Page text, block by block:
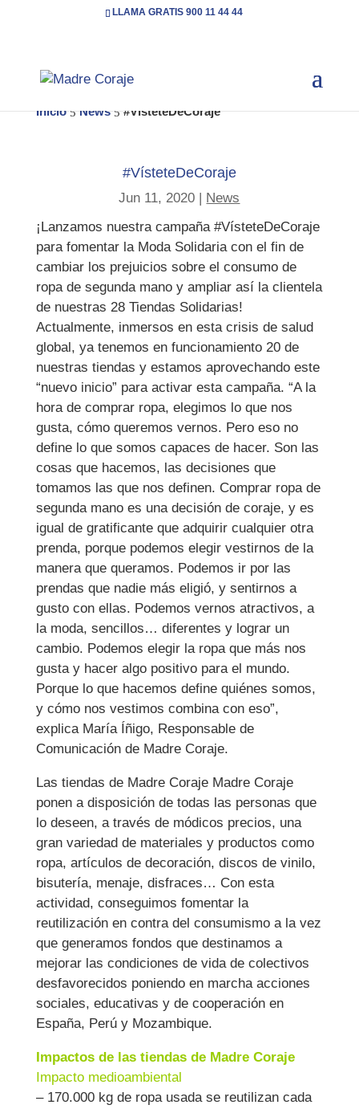
LLAMA GRATIS 900 11 44 44
Inicio 5 News 5 #VísteteDeCoraje
#VísteteDeCoraje
Jun 11, 2020 | News
¡Lanzamos nuestra campaña #VísteteDeCoraje
para fomentar la Moda Solidaria con el fin de
cambiar los prejuicios sobre el consumo de
ropa de segunda mano y ampliar así la clientela
de nuestras 28 Tiendas Solidarias!
Actualmente, inmersos en esta crisis de salud
global, ya tenemos en funcionamiento 20 de
nuestras tiendas y estamos aprovechando este
“nuevo inicio” para activar esta campaña. “A la
hora de comprar ropa, elegimos lo que nos
gusta, cómo queremos vernos. Pero eso no
define lo que somos capaces de hacer. Son las
cosas que hacemos, las decisiones que
tomamos las que nos definen. Comprar ropa de
segunda mano es una decisión de coraje, y es
igual de gratificante que adquirir cualquier otra
prenda, porque podemos elegir vestirnos de la
manera que queramos. Podemos ir por las
prendas que nadie más eligió, y sentirnos a
gusto con ellas. Podemos vernos atractivos, a
la moda, sencillos… diferentes y lograr un
cambio. Podemos elegir la ropa que más nos
gusta y hacer algo positivo para el mundo.
Porque lo que hacemos define quiénes somos,
y cómo nos vestimos combina con eso”,
explica María Íñigo, Responsable de
Comunicación de Madre Coraje.
Las tiendas de Madre Coraje Madre Coraje
ponen a disposición de todas las personas que
lo deseen, a través de módicos precios, una
gran variedad de materiales y productos como
ropa, artículos de decoración, discos de vinilo,
bisutería, menaje, disfraces… Con esta
actividad, conseguimos fomentar la
reutilización en contra del consumismo a la vez
que generamos fondos que destinamos a
mejorar las condiciones de vida de colectivos
desfavorecidos poniendo en marcha acciones
sociales, educativas y de cooperación en
España, Perú y Mozambique.
Impactos de las tiendas de Madre Coraje
Impacto medioambiental
– 170.000 kg de ropa usada se reutilizan cada